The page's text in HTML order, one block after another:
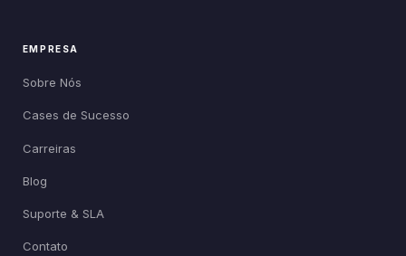
EMPRESA
Sobre Nós
Cases de Sucesso
Carreiras
Blog
Suporte & SLA
Contato